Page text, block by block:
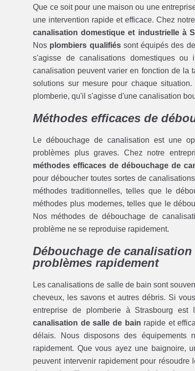
Que ce soit pour une maison ou une
une intervention rapide et efficace. Chez
canalisation domestique et industrielle à
Nos plombiers qualifiéssont équipés des
s'agisse de canalisations domestiques
canalisation peuvent varier en fonction de la
solutions sur mesure pour chaque
plomberie, qu'il s'agisse d'une canalisation
Méthodes efficaces de
Le débouchage de canalisation est une
problèmes plus graves. Chez notre
méthodes efficaces de débouchage de
pour déboucher toutes sortes de
méthodes traditionnelles, telles que le
méthodes plus modernes, telles que le
Nos méthodes de débouchage de
problème ne se reproduise rapidement.
Débouchage de
problèmes rapidement
Les canalisations de salle de bain sont
cheveux, les savons et autres débris. Si
entreprise de plomberie à Strasbourg
canalisation de salle de bain rapide et
délais. Nous disposons des équipements
rapidement. Que vous ayez une baignoire,
peuvent intervenir rapidement pour